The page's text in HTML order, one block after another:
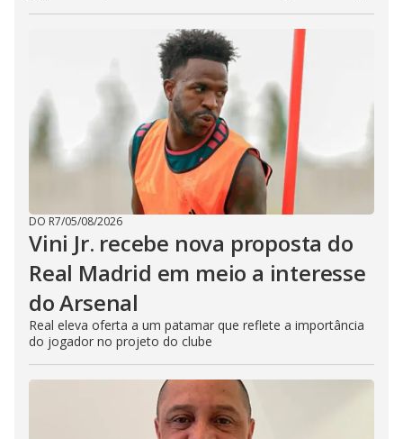
DO R7/05/08/2026
Vini Jr. recebe nova proposta do
Real Madrid em meio a interesse
do Arsenal
Real eleva oferta a um patamar que reflete a importância
do jogador no projeto do clube